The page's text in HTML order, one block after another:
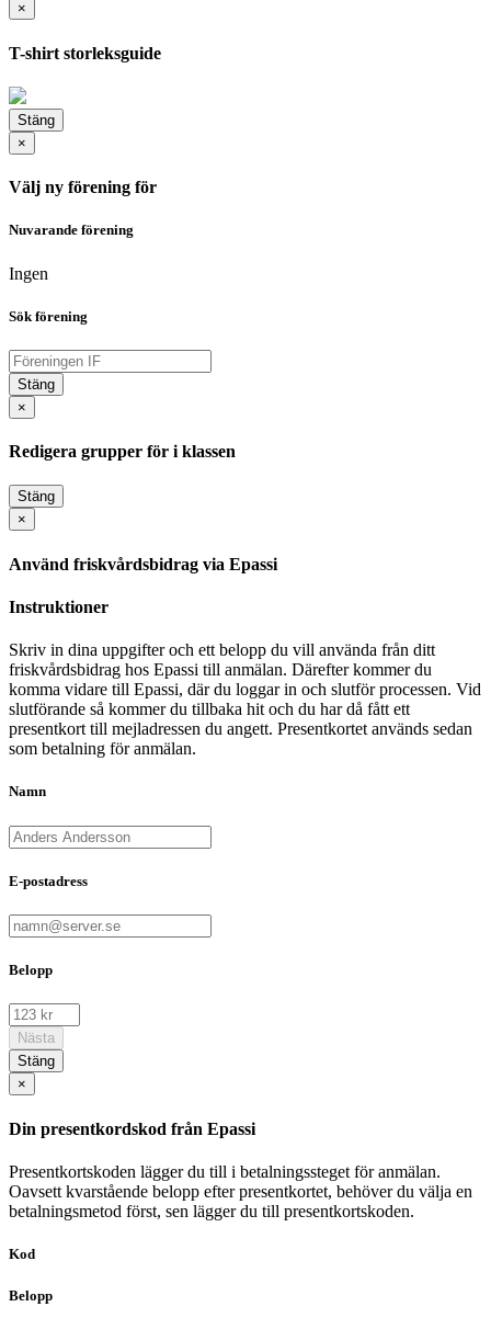
×
T-shirt storleksguide
Stäng
×
Välj ny förening för
Nuvarande förening
Ingen
Sök förening
Stäng
×
Redigera grupper för i klassen
Stäng
×
Använd friskvårdsbidrag via Epassi
Instruktioner
Skriv in dina uppgifter och ett belopp du vill använda från ditt
friskvårdsbidrag hos Epassi till anmälan. Därefter kommer du
komma vidare till Epassi, där du loggar in och slutför processen. Vid
slutförande så kommer du tillbaka hit och du har då fått ett
presentkort till mejladressen du angett. Presentkortet används sedan
som betalning för anmälan.
Namn
E-postadress
Belopp
Nästa
Stäng
×
Din presentkordskod från Epassi
Presentkortskoden lägger du till i betalningssteget för anmälan.
Oavsett kvarstående belopp efter presentkortet, behöver du välja en
betalningsmetod först, sen lägger du till presentkortskoden.
Kod
Belopp